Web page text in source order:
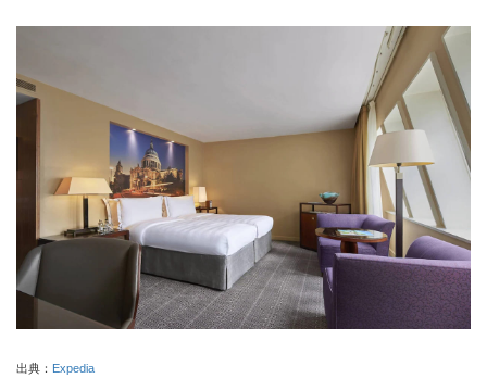
出典： Expedia